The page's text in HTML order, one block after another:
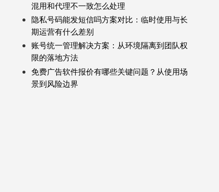
混用和代理不一致怎么处理
隐私号码能发短信吗方案对比：临时使用与长
期运营有什么差别
账号统一管理解决方案：从环境隔离到团队权
限的落地方法
免费广告软件报价有哪些关键问题？从使用场
景到风险边界